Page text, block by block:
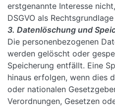
erstgenannte Interesse
DSGVO als
3. Datenlöschung und
Die personenbezogenen
werden gelöscht oder
Speicherung entfällt. Eine
hinaus erfolgen, wenn dies
oder nationalen
Verordnungen, Gesetzen